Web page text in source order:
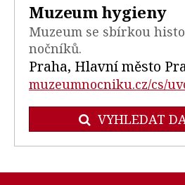
Muzeum hygieny
Muzeum se sbírkou
nočníků.
Praha, Hlavní město
muzeumnocniku.cz/cs/
VYHLEDAT